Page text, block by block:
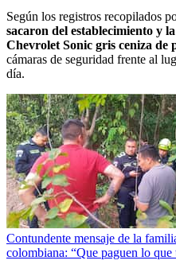
Según los registros recopilados
sacaron del establecimiento y
Chevrolet Sonic gris ceniza de
cámaras de seguridad frente al
día.
Contundente mensaje de la
colombiana: “Que paguen lo que